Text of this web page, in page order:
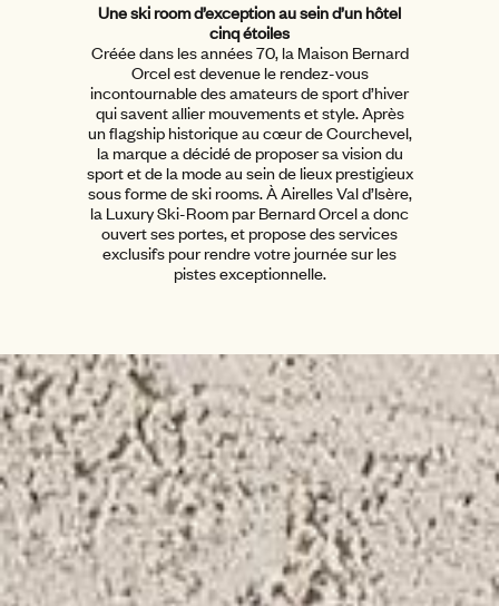
Une ski room d’exception au sein d’un hôtel
cinq étoiles
Créée dans les années 70, la Maison Bernard
Orcel est devenue le rendez-vous
incontournable des amateurs de sport d’hiver
qui savent allier mouvements et style. Après
un flagship historique au cœur de Courchevel,
la marque a décidé de proposer sa vision du
sport et de la mode au sein de lieux prestigieux
sous forme de ski rooms. À Airelles Val d’Isère,
la Luxury Ski-Room par Bernard Orcel a donc
ouvert ses portes, et propose des services
exclusifs pour rendre votre journée sur les
pistes exceptionnelle.